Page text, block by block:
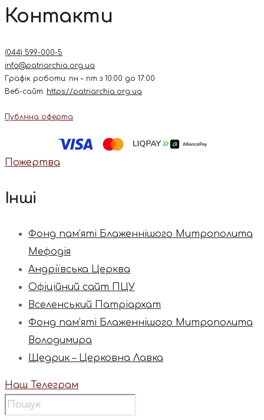
Контакти
(044) 599-000-5
info@patriarchia.org.ua
Графік роботи: пн – пт з 10:00 до 17:00
Веб-сайт: https://patriarchia.org.ua
Публічна оферта
Пожертва
Інші
Фонд пам’яті Блаженнішого Митрополита
Мефодія
Андріївська Церква
Офіційний сайт ПЦУ
Вселенський Патріархат
Фонд пам’яті Блаженнішого Митрополита
Володимира
Щедрик – Церковна Лавка
Наш Телеграм